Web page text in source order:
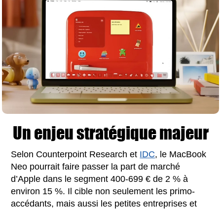
Un enjeu stratégique majeur
Selon Counterpoint Research et IDC, le MacBook
Neo pourrait faire passer la part de marché
d’Apple dans le segment 400-699 € de 2 % à
environ 15 %. Il cible non seulement les primo-
accédants, mais aussi les petites entreprises et